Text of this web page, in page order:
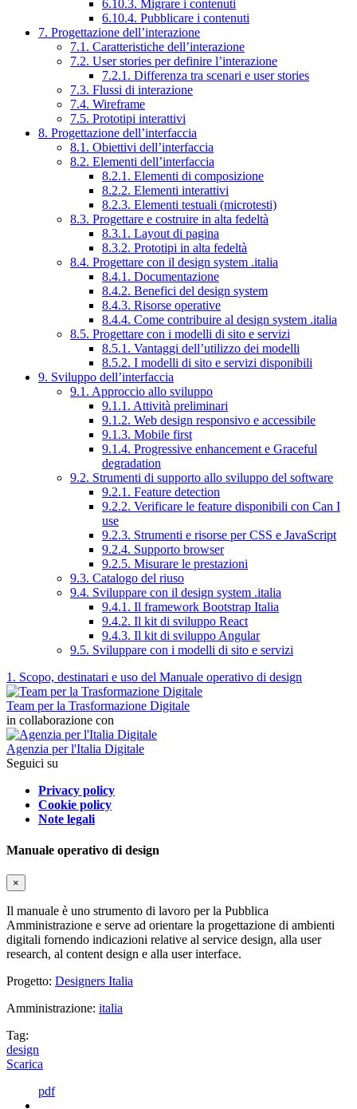
6.10.3. Migrare i contenuti
6.10.4. Pubblicare i contenuti
7. Progettazione dell’interazione
7.1. Caratteristiche dell’interazione
7.2. User stories per definire l’interazione
7.2.1. Differenza tra scenari e user stories
7.3. Flussi di interazione
7.4. Wireframe
7.5. Prototipi interattivi
8. Progettazione dell’interfaccia
8.1. Obiettivi dell’interfaccia
8.2. Elementi dell’interfaccia
8.2.1. Elementi di composizione
8.2.2. Elementi interattivi
8.2.3. Elementi testuali (microtesti)
8.3. Progettare e costruire in alta fedeltà
8.3.1. Layout di pagina
8.3.2. Prototipi in alta fedeltà
8.4. Progettare con il design system .italia
8.4.1. Documentazione
8.4.2. Benefici del design system
8.4.3. Risorse operative
8.4.4. Come contribuire al design system .italia
8.5. Progettare con i modelli di sito e servizi
8.5.1. Vantaggi dell’utilizzo dei modelli
8.5.2. I modelli di sito e servizi disponibili
9. Sviluppo dell’interfaccia
9.1. Approccio allo sviluppo
9.1.1. Attività preliminari
9.1.2. Web design responsivo e accessibile
9.1.3. Mobile first
9.1.4. Progressive enhancement e Graceful
degradation
9.2. Strumenti di supporto allo sviluppo del software
9.2.1. Feature detection
9.2.2. Verificare le feature disponibili con Can I
use
9.2.3. Strumenti e risorse per CSS e JavaScript
9.2.4. Supporto browser
9.2.5. Misurare le prestazioni
9.3. Catalogo del riuso
9.4. Sviluppare con il design system .italia
9.4.1. Il framework Bootstrap Italia
9.4.2. Il kit di sviluppo React
9.4.3. Il kit di sviluppo Angular
9.5. Sviluppare con i modelli di sito e servizi
1. Scopo, destinatari e uso del Manuale operativo di design
Team per la Trasformazione Digitale
in collaborazione con
Agenzia per l'Italia Digitale
Seguici su
Privacy policy
Cookie policy
Note legali
Manuale operativo di design
×
Il manuale è uno strumento di lavoro per la Pubblica
Amministrazione e serve ad orientare la progettazione di ambienti
digitali fornendo indicazioni relative al service design, alla user
research, al content design e alla user interface.
Progetto: Designers Italia
Amministrazione: italia
Tag:
design
Scarica
pdf